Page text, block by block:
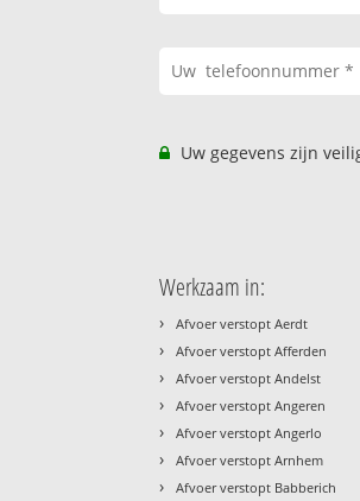
Uw gegevens zijn
Werkzaam in:
› Afvoer verstopt Aerdt
› Afvoer verstopt Afferden
› Afvoer verstopt Andelst
› Afvoer verstopt Angeren
› Afvoer verstopt Angerlo
› Afvoer verstopt Arnhem
› Afvoer verstopt Babberich